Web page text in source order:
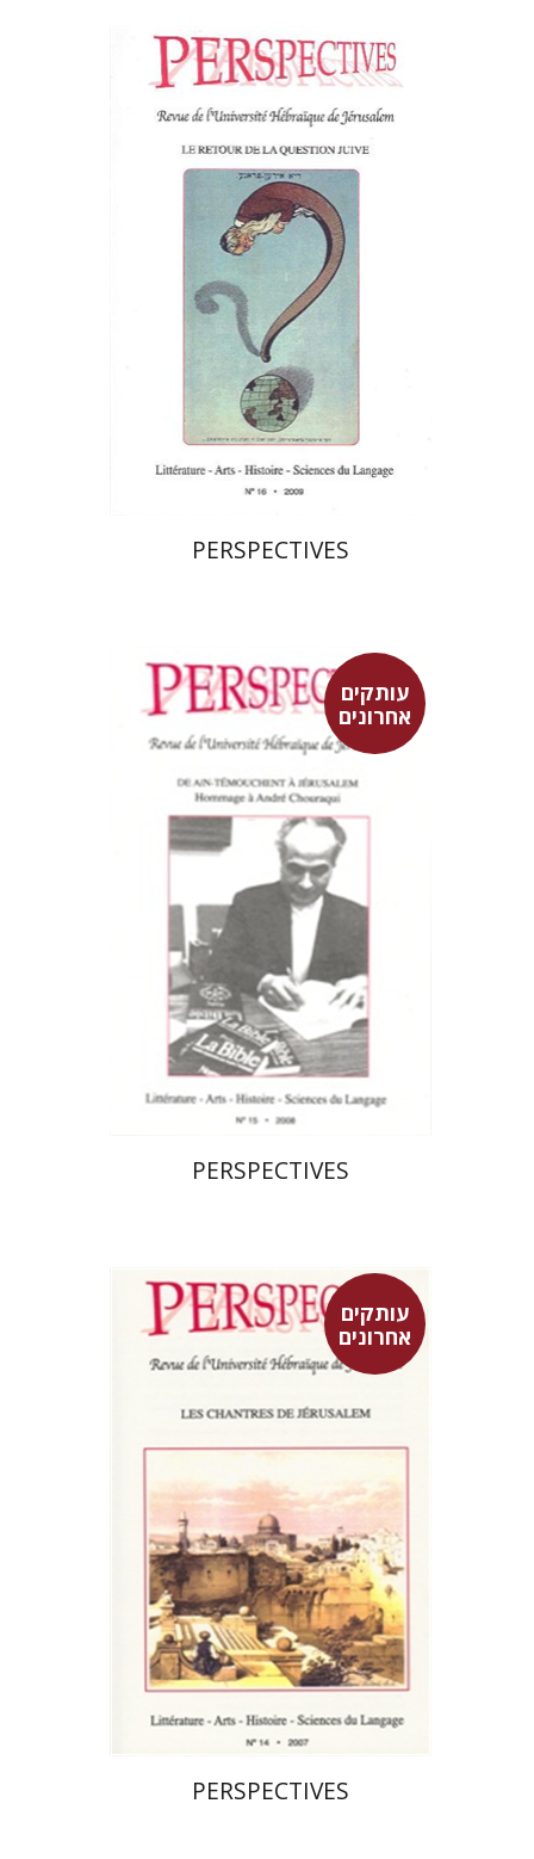
פרננד ברטפלד
הנחת אתר ספר מודפס
$23
$21
PERSPECTIVES
עותקים
אחרונים
פרננד ברטפלד
$23
PERSPECTIVES
עותקים
אחרונים
פרננד ברטפלד
$23
PERSPECTIVES